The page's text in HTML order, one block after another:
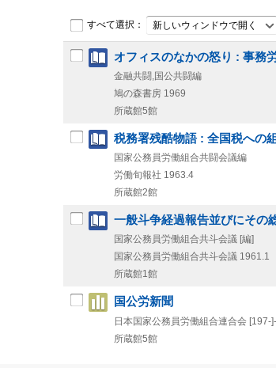
すべて選択： 新しいウィンドウで開く
オフィスのなかの怒り : 事務
金融共闘,国公共闘編
鳩の森書房 1969
所蔵館5館
税務署残酷物語 : 全国税への
国家公務員労働組合共闘会議編
労働旬報社 1963.4
所蔵館2館
一般斗争経過報告並びにその
国家公務員労働組合共斗会議 [編]
国家公務員労働組合共斗会議 1961.1
所蔵館1館
国公労新聞
日本国家公務員労働組合連合会 [197-]-
所蔵館5館